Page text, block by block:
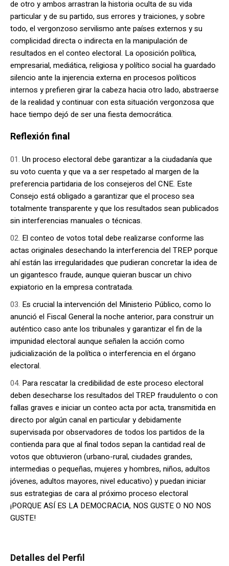
de otro y ambos arrastran la historia oculta de su vida
particular y de su partido, sus errores y traiciones, y sobre
todo, el vergonzoso servilismo ante países externos y su
complicidad directa o indirecta en la manipulación de
resultados en el conteo electoral. La oposición política,
empresarial, mediática, religiosa y político social ha guardado
silencio ante la injerencia externa en procesos políticos
internos y prefieren girar la cabeza hacia otro lado, abstraerse
de la realidad y continuar con esta situación vergonzosa que
hace tiempo dejó de ser una fiesta democrática.
Reflexión final
Un proceso electoral debe garantizar a la ciudadanía que
su voto cuenta y que va a ser respetado al margen de la
preferencia partidaria de los consejeros del CNE. Este
Consejo está obligado a garantizar que el proceso sea
totalmente transparente y que los resultados sean publicados
sin interferencias manuales o técnicas.
El conteo de votos total debe realizarse conforme las
actas originales desechando la interferencia del TREP porque
ahí están las irregularidades que pudieran concretar la idea de
un gigantesco fraude, aunque quieran buscar un chivo
expiatorio en la empresa contratada.
Es crucial la intervención del Ministerio Público, como lo
anunció el Fiscal General la noche anterior, para construir un
auténtico caso ante los tribunales y garantizar el fin de la
impunidad electoral aunque señalen la acción como
judicialización de la política o interferencia en el órgano
electoral.
Para rescatar la credibilidad de este proceso electoral
deben desecharse los resultados del TREP fraudulento o con
fallas graves e iniciar un conteo acta por acta, transmitida en
directo por algún canal en particular y debidamente
supervisada por observadores de todos los partidos de la
contienda para que al final todos sepan la cantidad real de
votos que obtuvieron (urbano-rural, ciudades grandes,
intermedias o pequeñas, mujeres y hombres, niños, adultos
jóvenes, adultos mayores, nivel educativo) y puedan iniciar
sus estrategias de cara al próximo proceso electoral
¡PORQUE ASÍ ES LA DEMOCRACIA, NOS GUSTE O NO NOS
GUSTE!
Detalles del Perfil